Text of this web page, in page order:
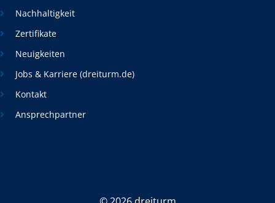
Nachhaltigkeit
Zertifikate
Neuigkeiten
Jobs & Karriere (dreiturm.de)
Kontakt
Ansprechpartner